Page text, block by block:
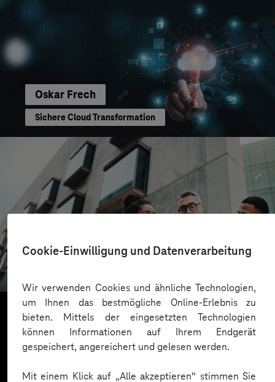
Cookie-Einwilligung und Datenverarbeitung
Wir verwenden Cookies und ähnliche Technologien,
um Ihnen das bestmögliche Online-Erlebnis zu
bieten. Mittels der eingesetzten Technologien
können Informationen auf Ihrem Endgerät
gespeichert, angereichert und gelesen werden.
Mit einem Klick auf „Alle akzeptieren“ stimmen Sie
Oskar Frech
Sichere Cloud Transformation
Erfolgreiche Transformation durch gezielte
Mehr laden